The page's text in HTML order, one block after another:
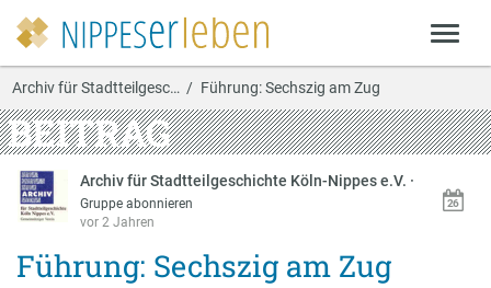
Archiv für Stadtteilgesc… Führung: Sechszig am Zug
BEITRAG
Archiv für Stadtteilgeschichte Köln-Nippes e.V. ·
Gruppe abonnieren
vor 2 Jahren
Führung: Sechszig am Zug